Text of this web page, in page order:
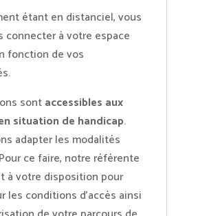
étant en distanciel, vous
connecter à votre espace
fonction de vos
sontaccessibles aux
situation de handicap.
adapter les modalités
ce faire, notre référente
à votre disposition pour
les conditions d’accès ainsi